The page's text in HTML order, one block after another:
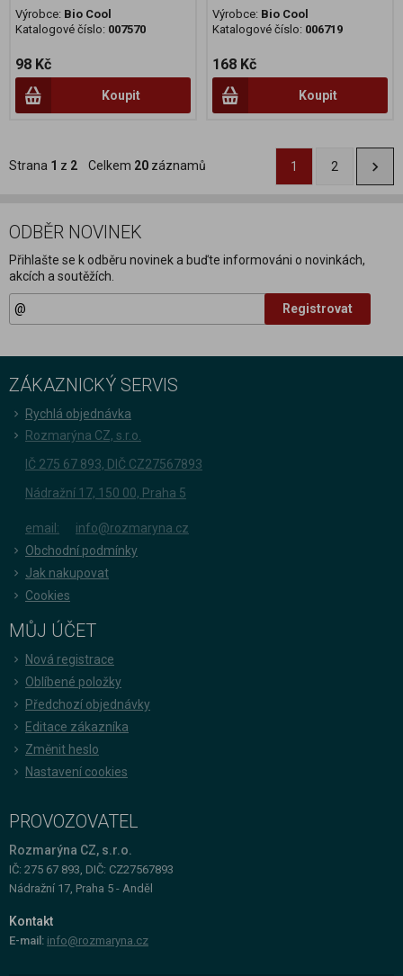
Výrobce: Bio Cool
Katalogové číslo: 007570
98 Kč
Koupit
Výrobce: Bio Cool
Katalogové číslo: 006719
168 Kč
Koupit
Strana 1 z 2 Celkem 20 záznamů 1 2
ODBĚR NOVINEK
Přihlašte se k odběru novinek a buďte informováni o novinkách,
akcích a soutěžích.
Registrovat
ZÁKAZNICKÝ SERVIS
Rychlá objednávka
Rozmarýna CZ, s.r.o.
IČ 275 67 893, DIČ CZ27567893
Nádražní 17, 150 00, Praha 5
email:
info@rozmaryna.cz
Obchodní podmínky
Jak nakupovat
Cookies
MŮJ ÚČET
Nová registrace
Oblíbené položky
Předchozí objednávky
Editace zákazníka
Změnit heslo
Nastavení cookies
PROVOZOVATEL
Rozmarýna CZ, s.r.o.
IČ: 275 67 893, DIČ: CZ27567893
Nádražní 17, Praha 5 - Anděl
Kontakt
E-mail: info@rozmaryna.cz